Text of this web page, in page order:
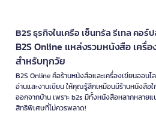
B2S ธุรกิจในเครือ เซ็นทรัล รีเทล คอ
B2S Online แหล่งรวมหนังสือ เครื่อ
สำหรับทุกวัย
B2S Online คือร้านหนังสือและเครื่องเขียนออน
อ่านและงานเขียน ให้คุณรู้สึกเหมือนมีร้านหนังสือ
ออกจากบ้าน เพราะ b2s มีทั้งหนังสือหลากหลา
สิทธิพิเศษที่ไม่ควรพลาด!